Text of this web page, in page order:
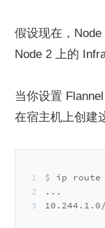
假设现在，
Node 2 上的
当你设置
在宿主机上创建
$ ip route
...